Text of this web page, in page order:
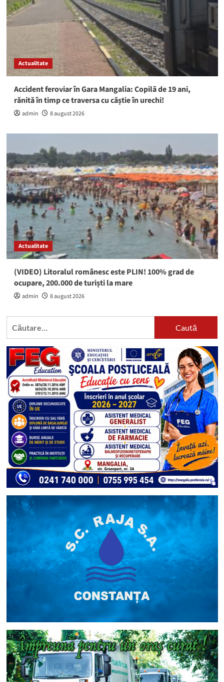
Actualitate
Accident feroviar în Gara Mangalia: Copilă de 19 ani,
rănită în timp ce traversa cu căștie în urechi!
admin 8 august 2026
Actualitate
(VIDEO) Litoralul românesc este PLIN! 100% grad de
ocupare, 200.000 de turiști la mare
admin 8 august 2026
Caută